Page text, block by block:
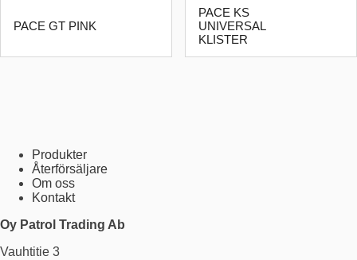
PACE GT PINK
PACE KS
UNIVERSAL
KLISTER
Produkter
Återförsäljare
Om oss
Kontakt
Oy Patrol Trading Ab
Vauhtitie 3